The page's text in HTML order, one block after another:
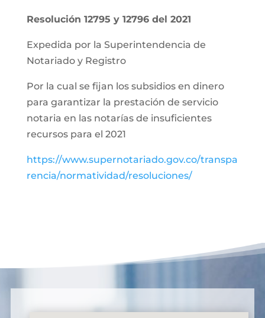
Resolución 12795 y 12796 del 2021
Expedida por la Superintendencia de
Notariado y Registro
Por la cual se fijan los subsidios en dinero
para garantizar la prestación de servicio
notaria en las notarías de insuficientes
recursos para el 2021
https://www.supernotariado.gov.co/transpa
rencia/normatividad/resoluciones/